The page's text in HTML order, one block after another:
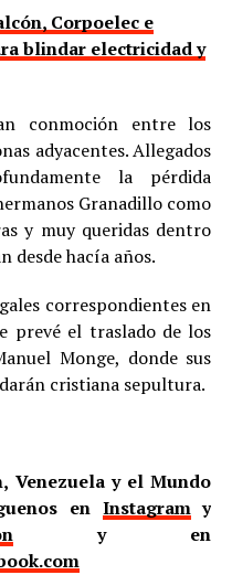
Corpoelec e
blindar electricidad y
conmoción entre los
adyacentes. Allegados
la pérdida
Granadillo como
y muy queridas dentro
desde hacía años.
correspondientes en
prevé el traslado de los
Monge, donde sus
cristiana sepultura.
Venezuela y el Mundo
en Instagramy
y en